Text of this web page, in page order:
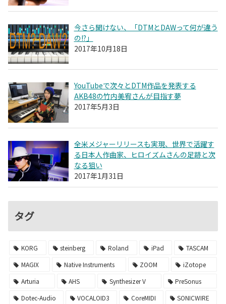
今さら聞けない、「DTMとDAWって何が違う
の!?」
2017年10月18日
YouTubeで次々とDTM作品を発表する
AKB48の竹内美宥さんが目指す夢
2017年5月3日
全米メジャーリリースも実現、世界で活躍す
る日本人作曲家、ヒロイズムさんの足跡と次
なる狙い
2017年1月31日
タグ
KORG steinberg Roland iPad
TASCAM
MAGIX
Native Instruments ZOOM
iZotope
Arturia
AHS Synthesizer V
PreSonus
Dotec-Audio
VOCALOID3 CoreMIDI
SONICWIRE